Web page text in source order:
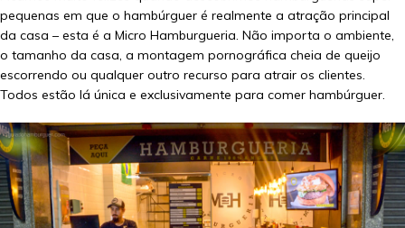
pequenas em que o hambúrguer é realmente a atração principal
da casa – esta é a Micro Hamburgueria. Não importa o ambiente,
o tamanho da casa, a montagem pornográfica cheia de queijo
escorrendo ou qualquer outro recurso para atrair os clientes.
Todos estão lá única e exclusivamente para comer hambúrguer.